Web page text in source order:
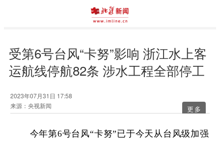
受第6号台风“卡努”影响 浙江水上客
运航线停航82条 涉水工程全部停工
2023年07月31日 17:58
来源：央视新闻
更多
今年第6号台风“卡努”已于今天从台风级加强